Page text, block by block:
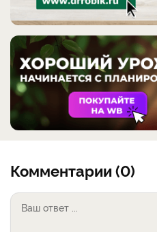
Комментарии (0)